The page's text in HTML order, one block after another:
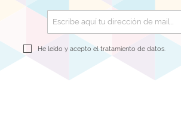
He leído y acepto el tratamiento de datos.